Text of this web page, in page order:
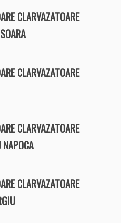
CLARVAZATOARE
CLARVAZATOARE
CLARVAZATOARE
CLARVAZATOARE